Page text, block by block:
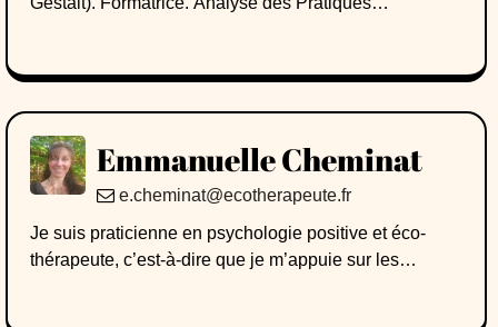
Emmanuelle Cheminat
e.cheminat@ecotherapeute.fr
Je suis praticienne en psychologie positive et éco-
thérapeute, c’est-à-dire que je m’appuie sur les